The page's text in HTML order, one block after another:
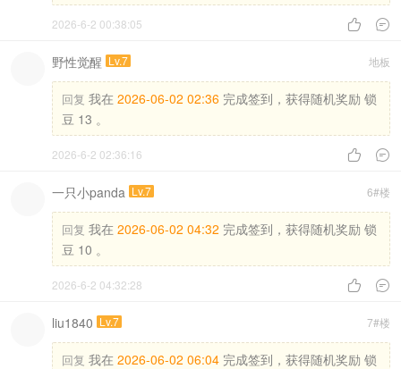
 
2026-6-2 00:38:05
地板
野性觉醒 Lv.7
回复 我在 2026-06-02 02:36 完成签到，获得随机奖励 锁
豆 13 。
 
2026-6-2 02:36:16
6#楼
一只小panda Lv.7
回复 我在 2026-06-02 04:32 完成签到，获得随机奖励 锁
豆 10 。
 
2026-6-2 04:32:28
7#楼
liu1840 Lv.7
回复 我在 2026-06-02 06:04 完成签到，获得随机奖励 锁